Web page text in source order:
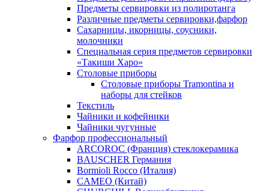
Предметы сервировки из полиротанга
Различные предметы сервировки,фарфор
Сахарницы, икорницы, соусники,
молочники
Специальная серия предметов сервировки
«Такиши Харо»
Столовые приборы
Столовые приборы Trаmоntina и
наборы для стейков
Текстиль
Чайники и кофейники
Чайники чугунные
Фарфор профессиональный
ARCOROC (Франция) стеклокерамика
BAUSCHER Германия
Bormioli Rocco (Италия)
CAMEO (Китай)